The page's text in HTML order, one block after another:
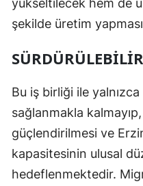
yükseltilecek hem de
şekilde üretim
Bu iş birliği ile yalnızca
sağlanmakla
güçlendirilmesi ve
kapasitesinin ulusal
hedeflenmektedir.